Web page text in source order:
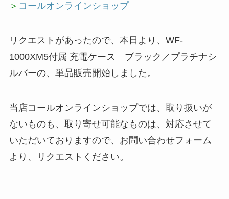
＞ コールオンラインショップ
リクエストがあったので、本日より、WF-
1000XM5付属 充電ケース ブラック／プラチナシ
ルバーの、単品販売開始しました。
当店コールオンラインショップでは、取り扱いが
ないものも、取り寄せ可能なものは、対応させて
いただいておりますので、お問い合わせフォーム
より、リクエストください。